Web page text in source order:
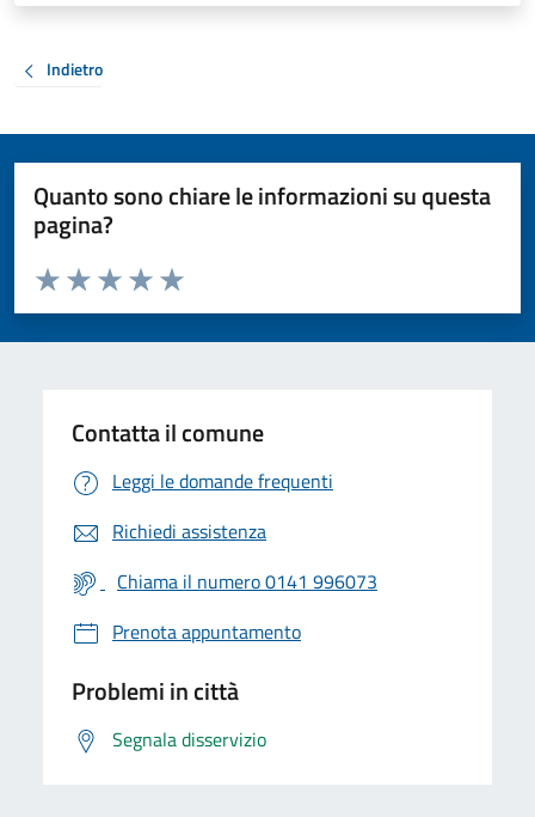
Indietro
Quanto sono chiare le informazioni su questa
pagina?
Valuta da 1 a 5 stelle la pagina
Valuta 5 stelle su 5
Valuta 4 stelle su 5
Valuta 3 stelle su 5
Valuta 2 stelle su 5
Valuta 1 stelle su 5
Contatta il comune
Leggi le domande frequenti
Richiedi assistenza
Chiama il numero 0141 996073
Prenota appuntamento
Problemi in città
Segnala disservizio